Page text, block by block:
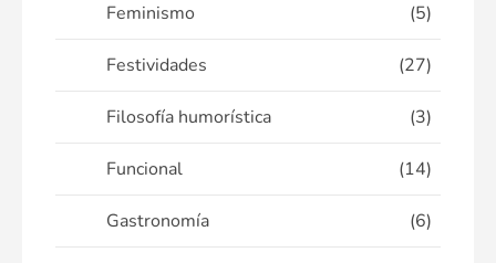
Feminismo (5)
Festividades (27)
Filosofía humorística (3)
Funcional (14)
Gastronomía (6)